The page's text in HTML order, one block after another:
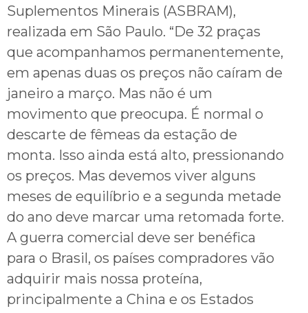
Suplementos Minerais (ASBRAM),
realizada em São Paulo. “De 32 praças
que acompanhamos permanentemente,
em apenas duas os preços não caíram de
janeiro a março. Mas não é um
movimento que preocupa. É normal o
descarte de fêmeas da estação de
monta. Isso ainda está alto, pressionando
os preços. Mas devemos viver alguns
meses de equilíbrio e a segunda metade
do ano deve marcar uma retomada forte.
A guerra comercial deve ser benéfica
para o Brasil, os países compradores vão
adquirir mais nossa proteína,
principalmente a China e os Estados